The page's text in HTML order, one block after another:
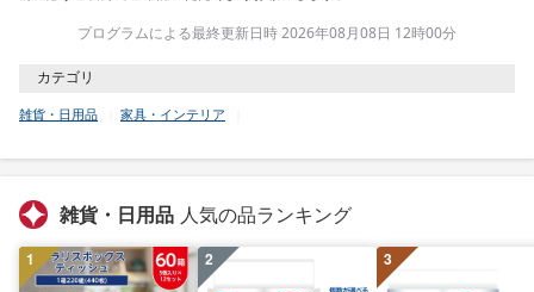
プログラムによる最終更新日時 2026年08月08日 12時00分
カテゴリ
雑貨・日用品 家具・インテリア
雑貨・日用品 人気の品ランキング
1 2 3